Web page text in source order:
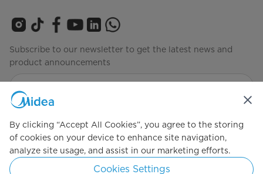
Subscribe to our newsletter to get the latest news and
product announcements
Simply ideal
By clicking “Accept All Cookies”, you agree to the storing
of cookies on your device to enhance site navigation,
analyze site usage, and assist in our marketing efforts.
Cookies Settings